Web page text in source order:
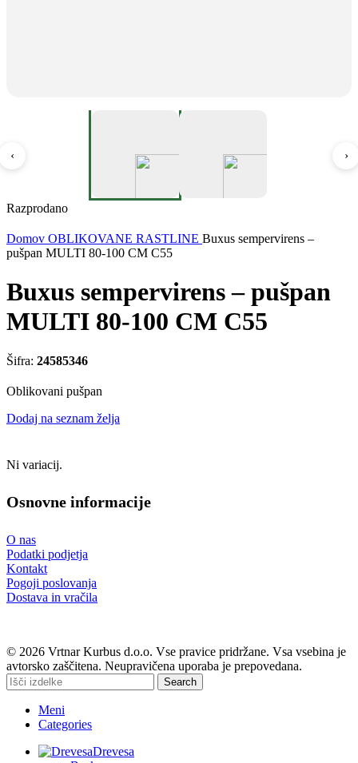
‹ ›
Razprodano
Domov OBLIKOVANE RASTLINE Buxus sempervirens –
pušpan MULTI 80-100 CM C55
Buxus sempervirens – pušpan
MULTI 80-100 CM C55
Šifra: 24585346
Oblikovani pušpan
Dodaj na seznam želja
Ni variacij.
Osnovne informacije
O nas
Podatki podjetja
Kontakt
Pogoji poslovanja
Dostava in vračila
© 2026 Vrtnar Kurbus d.o.o. Vse pravice pridržane. Vsa vsebina je
avtorsko zaščitena. Neupravičena uporaba je prepovedana.
Search
Meni
Categories
Drevesa